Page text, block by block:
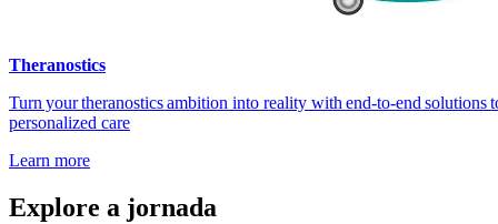
Theranostics
Turn your theranostics ambition into reality with end‑to‑end
personalized care
Learn more
Explore a jornada